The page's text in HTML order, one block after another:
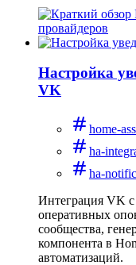
Настройка
VK
home-
ha-
ha-
Интеграция VK
оперативных
сообщества,
компонента в
автоматизаций.